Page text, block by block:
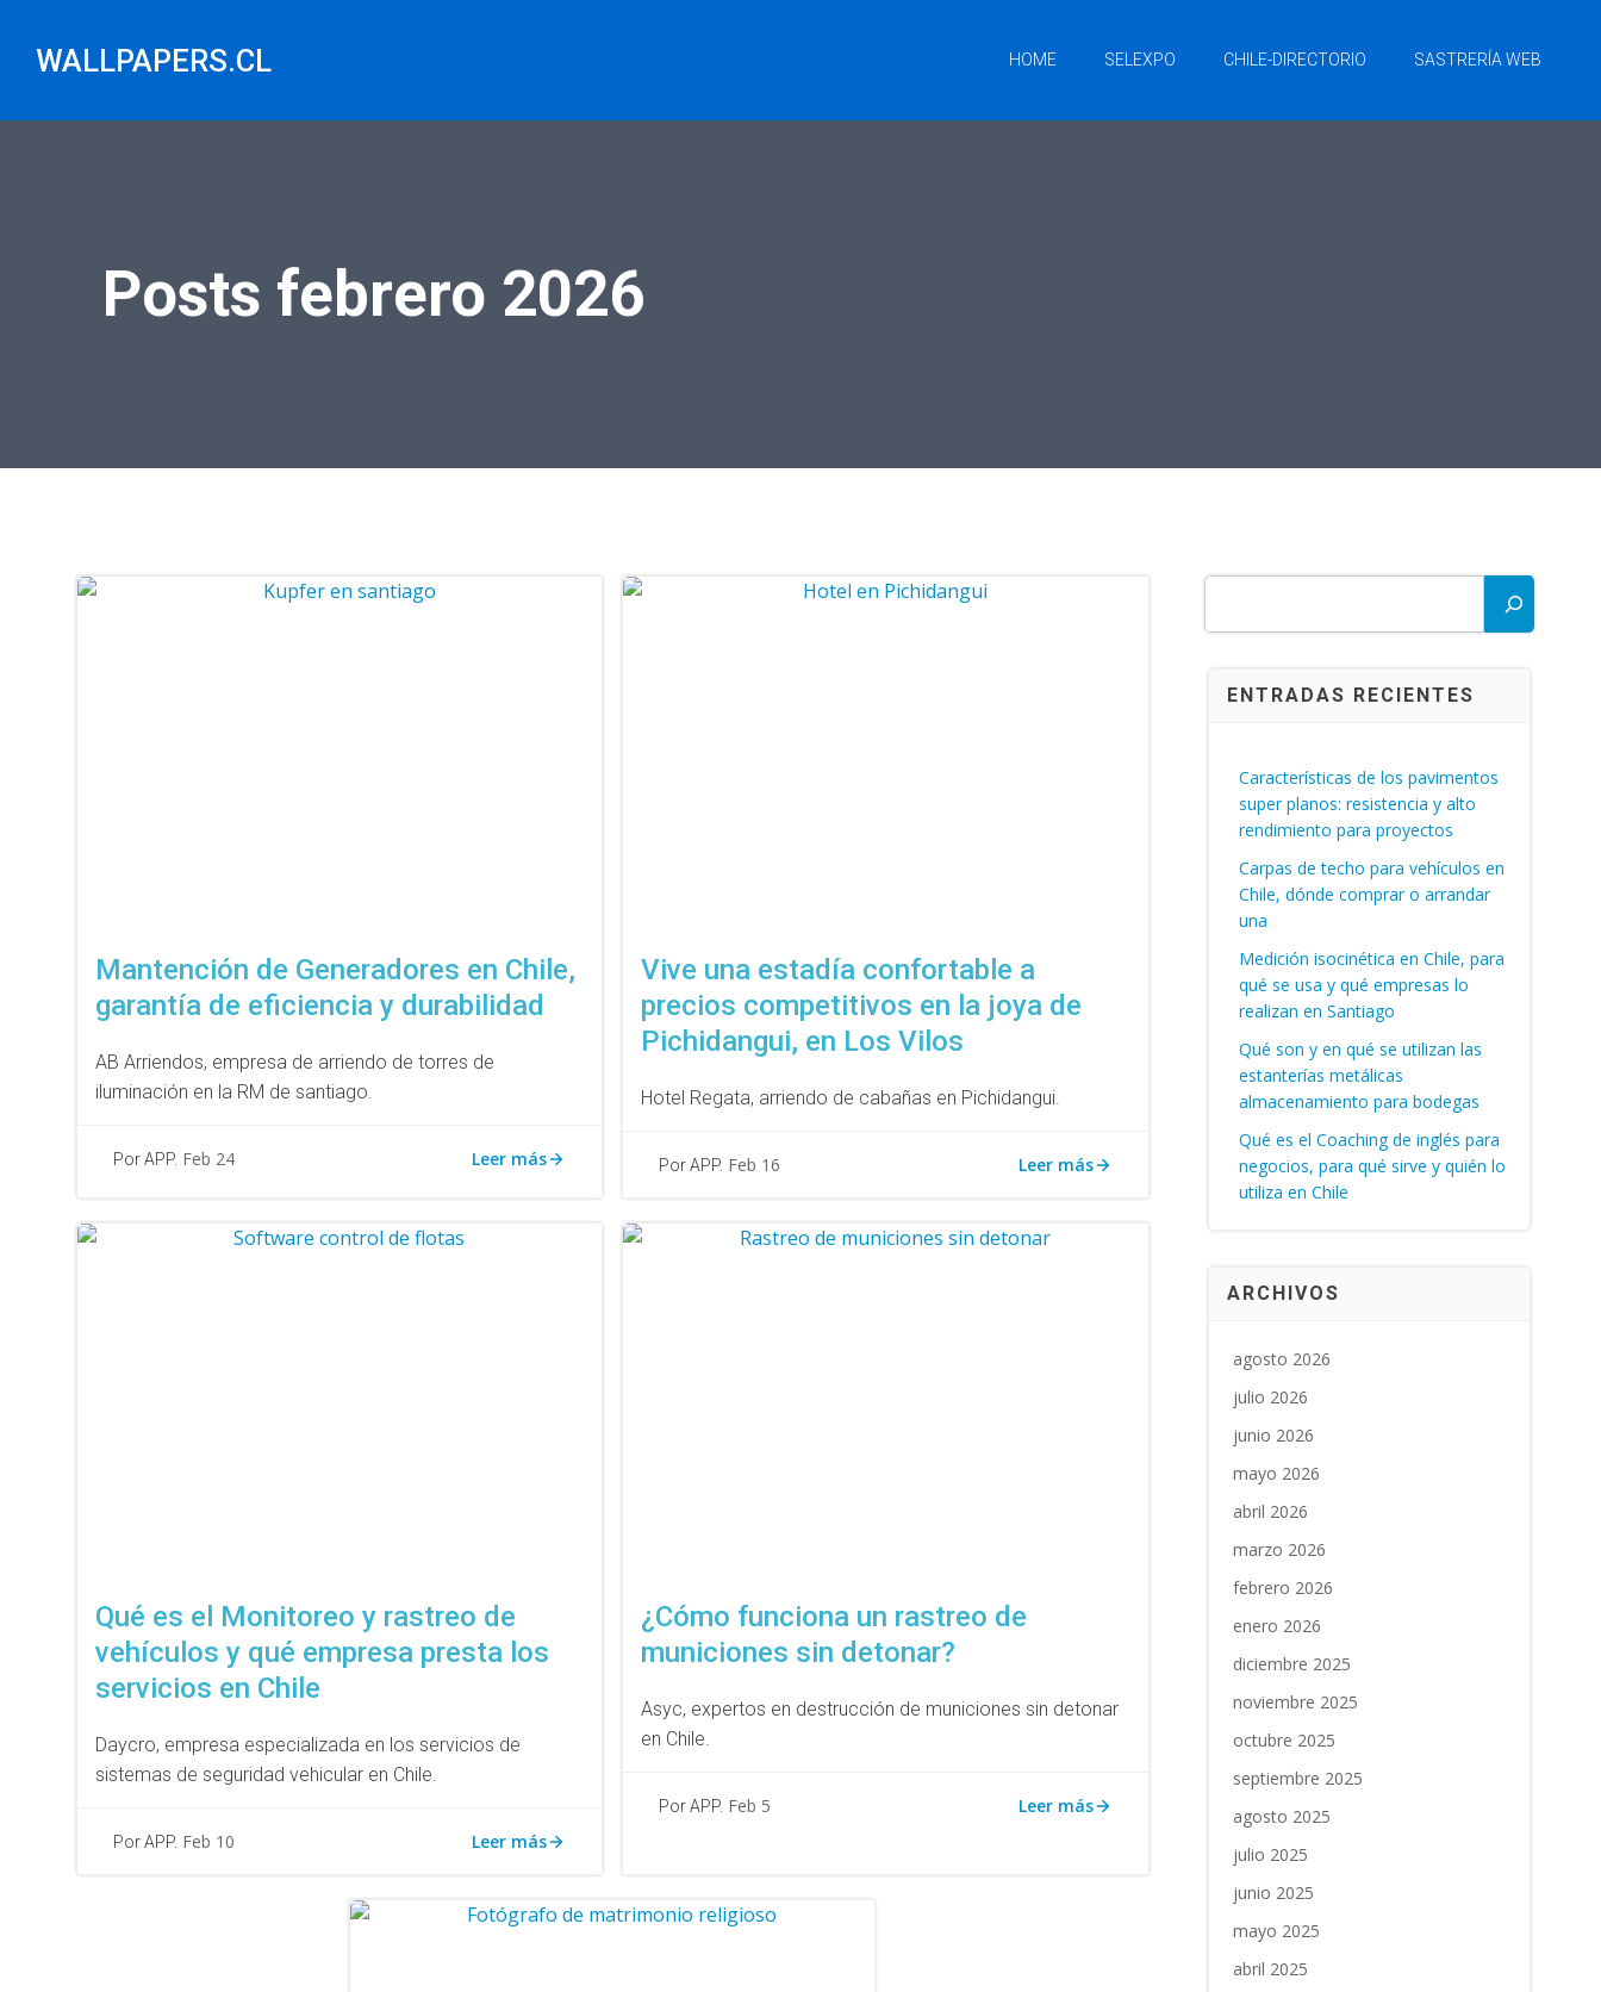
contenido
WALLPAPERS.CL HOME SELEXPO CHILE-DIRECTORIO SASTRERÍA WEB
Posts febrero 2026
Mantención de Generadores en Chile,
garantía de eficiencia y durabilidad
AB Arriendos, empresa de arriendo de torres de
iluminación en la RM de santiago.
Por APP. Feb 24 Leer más
Vive una estadía confortable a
precios competitivos en la joya de
Pichidangui, en Los Vilos
Hotel Regata, arriendo de cabañas en Pichidangui.
Por APP. Feb 16 Leer más
Qué es el Monitoreo y rastreo de
vehículos y qué empresa presta los
servicios en Chile
Daycro, empresa especializada en los servicios de
sistemas de seguridad vehicular en Chile.
Por APP. Feb 10 Leer más
¿Cómo funciona un rastreo de
municiones sin detonar?
Asyc, expertos en destrucción de municiones sin detonar
en Chile.
Por APP. Feb 5 Leer más
ENTRADAS RECIENTES
Características de los pavimentos
super planos: resistencia y alto
rendimiento para proyectos
Carpas de techo para vehículos en
Chile, dónde comprar o arrandar
una
Medición isocinética en Chile, para
qué se usa y qué empresas lo
realizan en Santiago
Qué son y en qué se utilizan las
estanterías metálicas
almacenamiento para bodegas
Qué es el Coaching de inglés para
negocios, para qué sirve y quién lo
utiliza en Chile
ARCHIVOS
agosto 2026
julio 2026
junio 2026
mayo 2026
abril 2026
marzo 2026
febrero 2026
enero 2026
diciembre 2025
noviembre 2025
octubre 2025
septiembre 2025
agosto 2025
julio 2025
junio 2025
mayo 2025
abril 2025